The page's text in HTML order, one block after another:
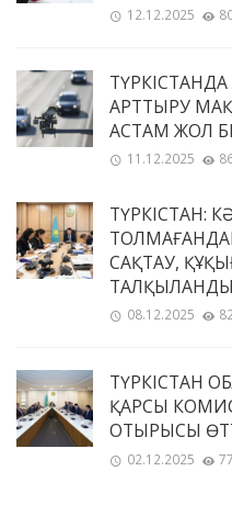
12.12.2025
ТҮРКІСТАНДА
АРТТЫРУ
АСТАМ ЖОЛ
11.12.2025
ТҮРКІСТАН:
САҚТАУ,
ТАЛҚЫЛАНДЫ
08.12.2025
ТҮРКІСТАН
ҚАРСЫ
ОТЫРЫСЫ
02.12.2025